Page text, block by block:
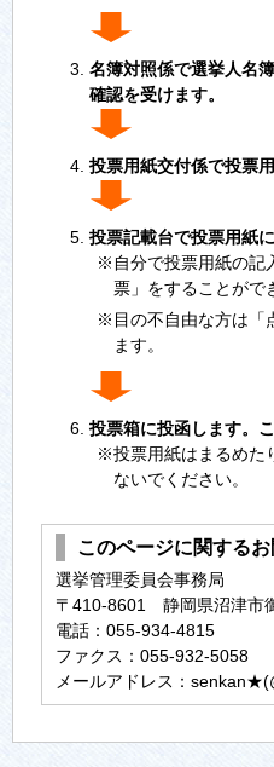
名簿対照係で選挙人名
確認を受けます。
投票用紙交付係で投票
投票記載台で投票用紙
※自分で投票用紙の記
票」をすることがで
※目の不自由な方は「
ます。
投票箱に投函します。
※投票用紙はまるめた
ないでください。
このページに関する
選挙管理委員会事務局
〒410-8601 静岡県沼津市
電話：055-934-4815
ファクス：055-932-5058
メールアドレス：